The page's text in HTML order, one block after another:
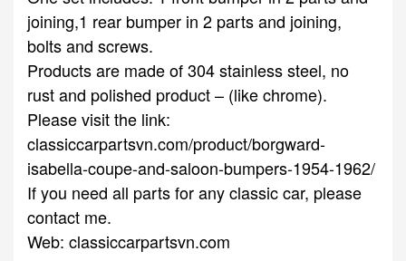
joining,1 rear bumper in 2 parts and joining,
bolts and screws.
Products are made of 304 stainless steel, no
rust and polished product – (like chrome).
Please visit the link:
classiccarpartsvn.com/product/borgward-
isabella-coupe-and-saloon-bumpers-1954-1962/
If you need all parts for any classic car, please
contact me.
Web: classiccarpartsvn.com